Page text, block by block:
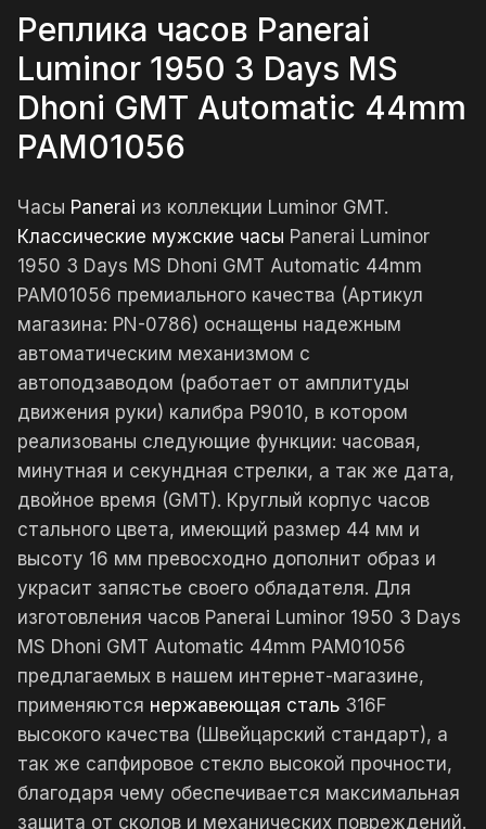
Реплика часов Panerai
Luminor 1950 3 Days MS
Dhoni GMT Automatic 44mm
PAM01056
Часы Panerai из коллекции Luminor GMT.
Классические мужские часы Panerai Luminor
1950 3 Days MS Dhoni GMT Automatic 44mm
PAM01056 премиального качества (Артикул
магазина: PN-0786) оснащены надежным
автоматическим механизмом с
автоподзаводом (работает от амплитуды
движения руки) калибра P9010, в котором
реализованы следующие функции: часовая,
минутная и секундная стрелки, а так же дата,
двойное время (GMT). Круглый корпус часов
стального цвета, имеющий размер 44 мм и
высоту 16 мм превосходно дополнит образ и
украсит запястье своего обладателя. Для
изготовления часов Panerai Luminor 1950 3 Days
MS Dhoni GMT Automatic 44mm PAM01056
предлагаемых в нашем интернет-магазине,
применяются нержавеющая сталь 316F
высокого качества (Швейцарский стандарт), а
так же сапфировое стекло высокой прочности,
благодаря чему обеспечивается максимальная
защита от сколов и механических повреждений.